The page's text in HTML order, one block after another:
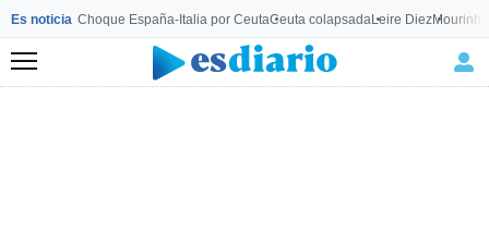
Es noticia Choque España-Italia por CeutaCeuta colapsadaLeire Diez
Menú